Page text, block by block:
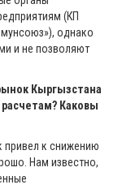
(КП
однако
и не позволяют
Кыргызстана
Каковы
привел к снижению
Нам известно,